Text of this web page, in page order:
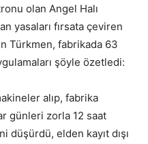
olan Angel Halı
yasaları fırsata çeviren
Türkmen, fabrikada 63
şöyle özetledi:
alıp, fabrika
günleri zorla 12 saat
düşürdü, elden kayıt dışı